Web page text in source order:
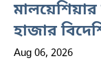
হাজার
Aug 06, 2026